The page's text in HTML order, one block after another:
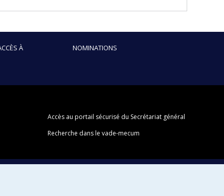
À
NOMINATIONS
Accès au portail sécurisé du Secrétariat général
Recherche dans le vade-mecum